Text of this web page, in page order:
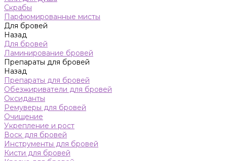
Скрабы
Парфюмированные мисты
Для бровей
Назад
Для бровей
Ламинирование бровей
Препараты для бровей
Назад
Препараты для бровей
Обезжириватели для бровей
Оксиданты
Ремуверы для бровей
Очищение
Укрепление и рост
Воск для бровей
Инструменты для бровей
Кисти для бровей